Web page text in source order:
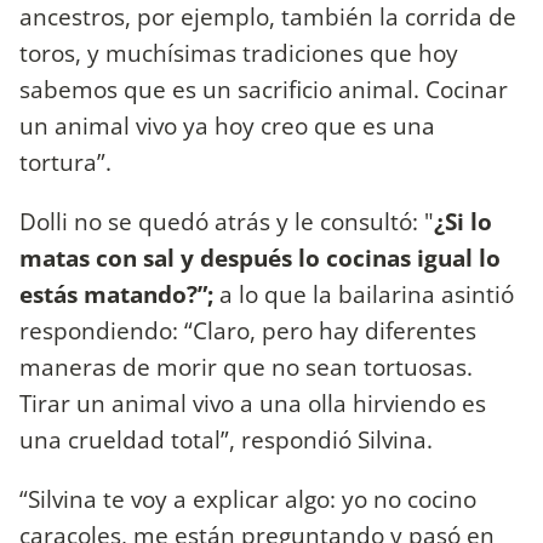
ancestros, por ejemplo, también la corrida de
toros, y muchísimas tradiciones que hoy
sabemos que es un sacrificio animal. Cocinar
un animal vivo ya hoy creo que es una
tortura”.
Dolli no se quedó atrás y le consultó: "¿Si lo
matas con sal y después lo cocinas igual lo
estás matando?”; a lo que la bailarina asintió
respondiendo: “Claro, pero hay diferentes
maneras de morir que no sean tortuosas.
Tirar un animal vivo a una olla hirviendo es
una crueldad total”, respondió Silvina.
“Silvina te voy a explicar algo: yo no cocino
caracoles, me están preguntando y pasó en